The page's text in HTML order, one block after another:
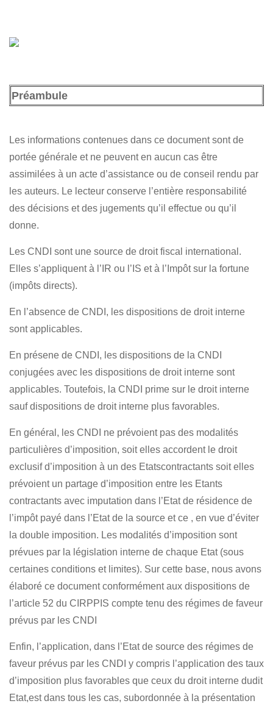
Préambule
Les informations contenues dans ce document sont de
portée générale et ne peuvent en aucun cas être
assimilées à un acte d’assistance ou de conseil rendu par
les auteurs. Le lecteur conserve l’entière responsabilité
des décisions et des jugements qu’il effectue ou qu’il
donne.
Les CNDI sont une source de droit fiscal international.
Elles s’appliquent à l’IR ou l’IS et à l’Impôt sur la fortune
(impôts directs).
En l’absence de CNDI, les dispositions de droit interne
sont applicables.
En présene de CNDI, les dispositions de la CNDI
conjugées avec les dispositions de droit interne sont
applicables. Toutefois, la CNDI prime sur le droit interne
sauf dispositions de droit interne plus favorables.
En général, les CNDI ne prévoient pas des modalités
particulières d’imposition, soit elles accordent le droit
exclusif d’imposition à un des Etatscontractants soit elles
prévoient un partage d’imposition entre les Etants
contractants avec imputation dans l’Etat de résidence de
l’impôt payé dans l’Etat de la source et ce , en vue d’éviter
la double imposition. Les modalités d’imposition sont
prévues par la législation interne de chaque Etat (sous
certaines conditions et limites). Sur cette base, nous avons
élaboré ce document conformément aux dispositions de
l’article 52 du CIRPPIS compte tenu des régimes de faveur
prévus par les CNDI
Enfin, l’application, dans l’Etat de source des régimes de
faveur prévus par les CNDI y compris l’application des taux
d’imposition plus favorables que ceux du droit interne dudit
Etat,est dans tous les cas, subordonnée à la présentation